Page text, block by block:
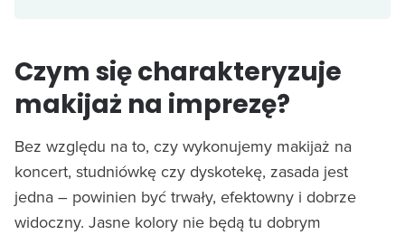
Czym się charakteryzuje
makijaż na imprezę?
Bez względu na to, czy wykonujemy makijaż na
koncert, studniówkę czy dyskotekę, zasada jest
jedna – powinien być trwały, efektowny i dobrze
widoczny. Jasne kolory nie będą tu dobrym